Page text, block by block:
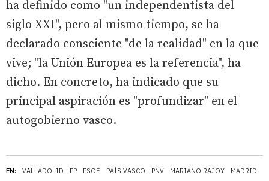
EN: VALLADOLID PP PSOE PAÍS VASCO PNV MARIANO RAJOY MADRID
ha definido como "un independentista del
siglo XXI", pero al mismo tiempo, se ha
declarado consciente "de la realidad" en la que
vive; "la Unión Europea es la referencia", ha
dicho. En concreto, ha indicado que su
principal aspiración es "profundizar" en el
autogobierno vasco.